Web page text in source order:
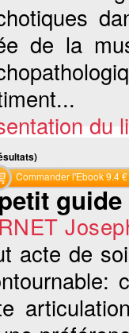
de la
du
Commander l'Ebook 9.4 €
acte de